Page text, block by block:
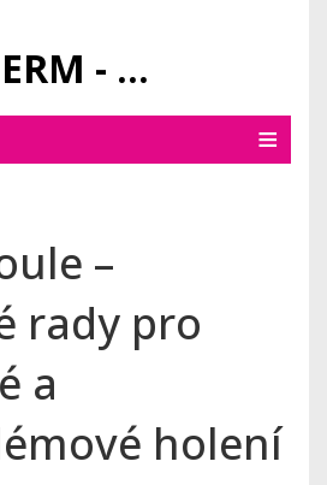
REVIZEDERM - PÉČE O KŮŽI A KOSMETIKA
–
rady pro
a
holení